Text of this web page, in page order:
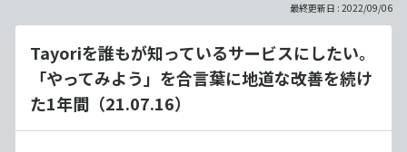
最終更新日 : 2022/09/06
Tayoriを誰もが知っているサービスにしたい。
「やってみよう」を合言葉に地道な改善を続け
た1年間（21.07.16）